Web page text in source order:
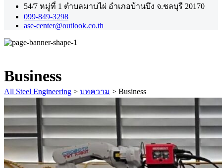
54/7 หมู่ที่ 1 ตำบลมาบไผ่ อำเภอบ้านบึง จ.ชลบุรี 20170
099-849-3298
ase-center@outlook.co.th
Business
All Steel Engineering > บทความ > Business